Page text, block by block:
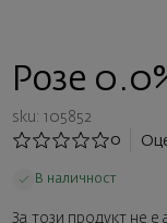
Розе
sku: 105852
0
В наличност
За този продукт не е